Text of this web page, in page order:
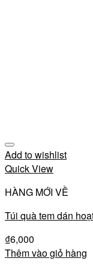
Add to wishlist
Quick View
HÀNG MỚI VỀ
Túi quà tem dán
₫6,000
Thêm vào giỏ hàng